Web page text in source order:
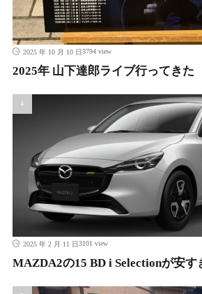
2025 年 10 月 10 日3794 view
2025年 山下達郎ライブ行ってきた
2025 年 2 月 11 日3101 view
MAZDA2の15 BD i Selectionが安す